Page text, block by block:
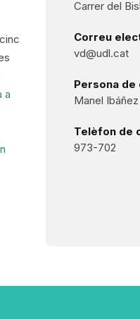
a
Carrer del
Correu
vd@udl.cat
Persona de
Manel Ibáñez
Telèfon de
973-702